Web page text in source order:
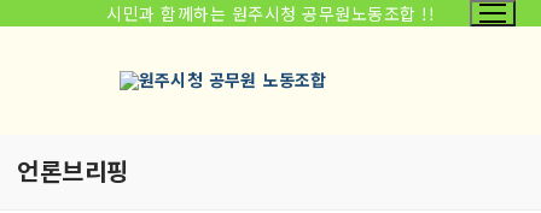
시민과 함께하는 원주시청 공무원노동조합 !!
언론브리핑